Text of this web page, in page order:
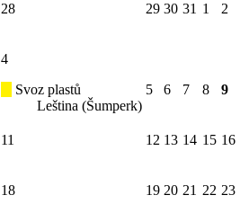
28 29 30 31 1 2
4
Svoz plastů
Leština (Šumperk)
5 6 7 8 9
11 12 13 14 15 16
18 19 20 21 22 23